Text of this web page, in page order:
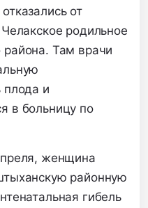
от
родильное
района. Там врачи
плода и
в больницу по
женщина
районную
гибель